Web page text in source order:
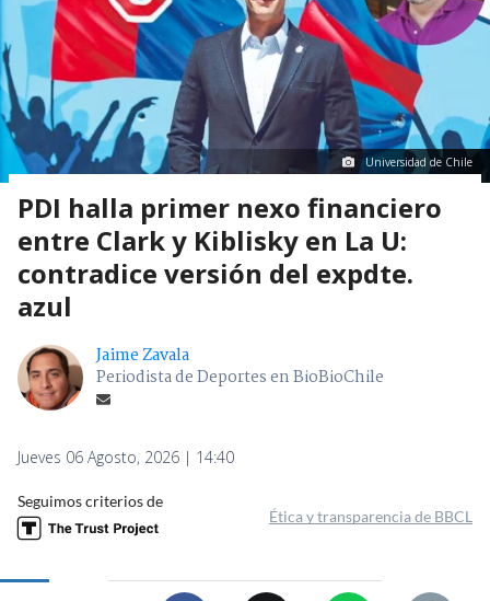
Universidad de Chile
PDI halla primer nexo financiero
entre Clark y Kiblisky en La U:
contradice versión del expdte.
azul
Jaime Zavala
Periodista de Deportes en BioBioChile
Jueves 06 Agosto, 2026 | 14:40
Seguimos criterios de
Ética y transparencia de BBCL